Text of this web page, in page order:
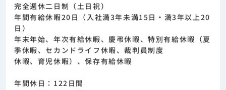
完全週休二日制（土日祝）
年間有給休暇20日（入社満3年未満15日・満3年以上20
日）
年末年始、年次有給休暇、慶弔休暇、特別有給休暇（夏
季休暇、セカンドライフ休暇、裁判員制度
休暇、育児休暇）、保存有給休暇
年間休日：122日間